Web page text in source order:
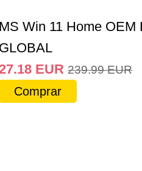
MS Win 11 Home OEM
GLOBAL
EUR 239.99 EUR
Comprar